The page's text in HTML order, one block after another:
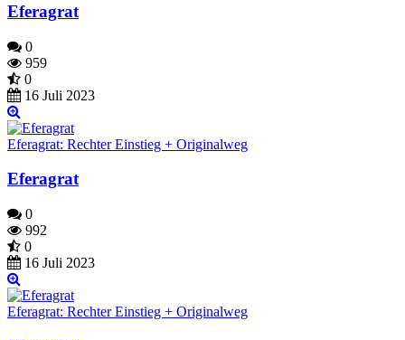
Eferagrat
0
959
0
16 Juli 2023
Eferagrat: Rechter Einstieg + Originalweg
Eferagrat
0
992
0
16 Juli 2023
Eferagrat: Rechter Einstieg + Originalweg